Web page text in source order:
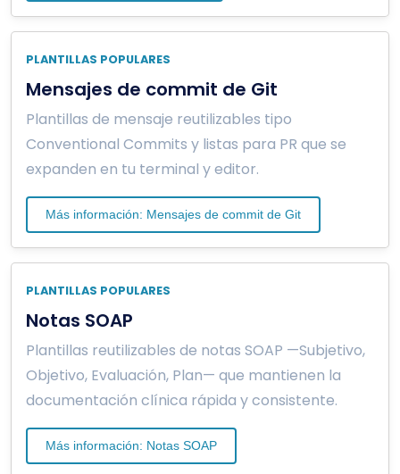
PLANTILLAS POPULARES
Mensajes de commit de Git
Plantillas de mensaje reutilizables tipo
Conventional Commits y listas para PR que se
expanden en tu terminal y editor.
Más información: Mensajes de commit de Git
PLANTILLAS POPULARES
Notas SOAP
Plantillas reutilizables de notas SOAP —Subjetivo,
Objetivo, Evaluación, Plan— que mantienen la
documentación clínica rápida y consistente.
Más información: Notas SOAP